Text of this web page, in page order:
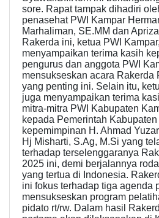
sore. Rapat tampak dihadiri
penasehat PWI Kampar
Marhaliman, SE.MM dan
Rakerda ini, ketua PWI
menyampaikan terima kasih
pengurus dan anggota PWI
mensukseskan acara Rakerda
yang penting ini. Selain itu,
juga menyampaikan terima
mitra-mitra PWI Kabupaten
kepada Pemerintah
kepemimpinan H. Ahmad
Hj Misharti, S.Ag, M.Si yang
terhadap terselenggaranya
2025 ini, demi berjalannya
yang tertua di Indonesia.
ini fokus terhadap tiga agenda
mensukseskan program
pidato rt/rw. Dalam hasil